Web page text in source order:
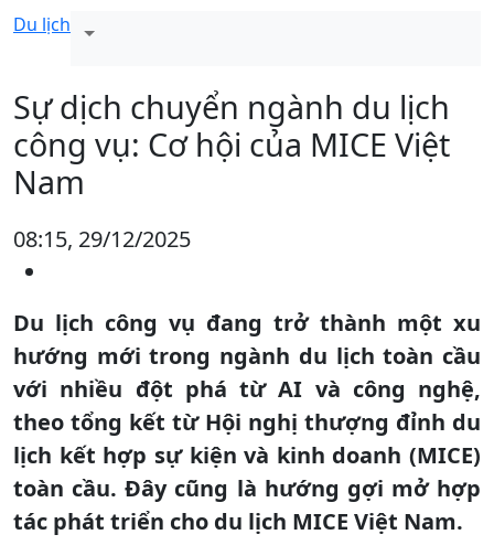
Du lịch
Sự dịch chuyển ngành du lịch
công vụ: Cơ hội của MICE Việt
Nam
08:15, 29/12/2025
Du lịch công vụ đang trở thành một xu
hướng mới trong ngành du lịch toàn cầu
với nhiều đột phá từ AI và công nghệ,
theo tổng kết từ Hội nghị thượng đỉnh du
lịch kết hợp sự kiện và kinh doanh (MICE)
toàn cầu. Đây cũng là hướng gợi mở hợp
tác phát triển cho du lịch MICE Việt Nam.